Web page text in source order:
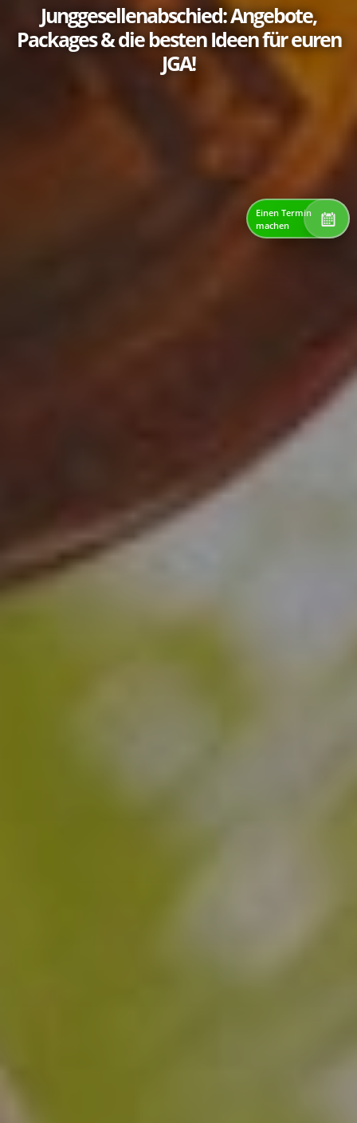
Junggesellenabschied: Angebote,
Packages & die besten Ideen für euren
JGA!
Einen Termin
machen